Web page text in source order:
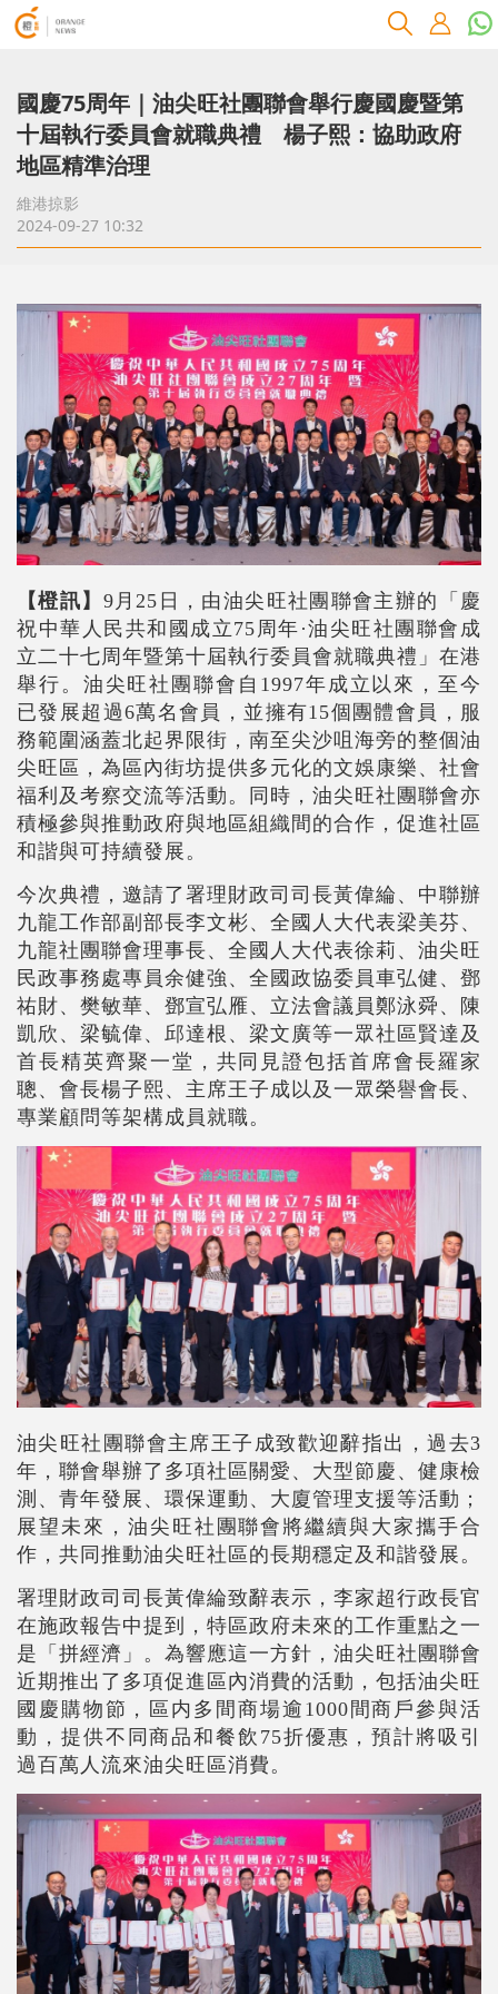
國慶75周年｜油尖旺社團聯會舉行慶國慶暨第
十屆執行委員會就職典禮 楊子熙：協助政府
地區精準治理
維港掠影
2024-09-27 10:32
【橙訊】 9月25日，由油尖旺社團聯會主辦的
「慶
祝中華人民共和國成立75周年·油尖旺社團聯會成
立二十七周年暨第十屆執行委員會就職典禮」在港
舉行。油尖旺社團聯會自1997年成立以來，至今
已發展超過6萬名會員，並擁有15個團體會員，服
務範圍涵蓋北起界限街，南至尖沙咀海旁的整個油
尖旺區，為區內街坊提供多元化的文娛康樂、社會
福利及考察交流等活動。同時，油尖旺社團聯會亦
積極參與推動政府與地區組織間的合作，促進社區
和諧與可持續發展。
今次典禮，邀請了署理財政司司長黃偉綸、中聯辦
九龍工作部副部長李文彬、全國人大代表梁美芬、
九龍社團聯會理事長、全國人大代表徐莉、油尖旺
民政事務處專員余健強、全國政協委員車弘健、鄧
祐財、樊敏華、鄧宣弘雁、立法會議員鄭泳舜、陳
凱欣、梁毓偉、邱達根、梁文廣等一眾社區賢達及
首長精英齊聚一堂，共同見證包括首席會長羅家
聰、會長楊子熙、主席王子成以及一眾榮譽會長、
專業顧問等架構成員就職。
油尖旺社團聯會主席王子成致歡迎辭指出，過去3
年，聯會舉辦了多項社區關愛、大型節慶、健康檢
測、青年發展、環保運動、大廈管理支援等活動；
展望未來，油尖旺社團聯會將繼續與大家攜手合
作，共同推動油尖旺社區的長期穩定及和諧發展。
署理財政司司長黃偉綸致辭表示，李家超行政長官
在施政報告中提到，特區政府未來的工作重點之一
是「拼經濟」。為響應這一方針，油尖旺社團聯會
近期推出了多項促進區內消費的活動，包括油尖旺
國慶購物節，區内多間商場逾1000間商戶參與活
動，提供不同商品和餐飲75折優惠，預計將吸引
過百萬人流來油尖旺區消費。